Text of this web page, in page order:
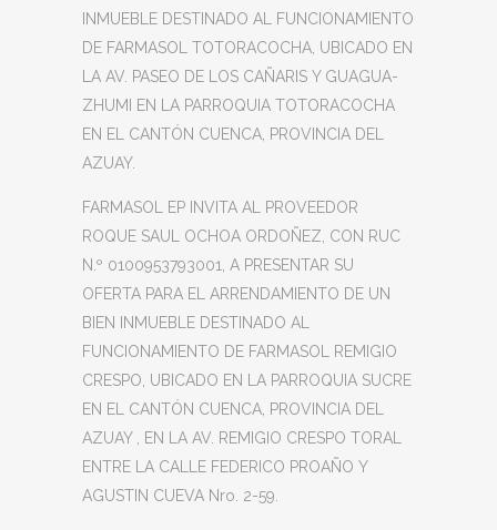
INMUEBLE DESTINADO AL FUNCIONAMIENTO
DE FARMASOL TOTORACOCHA, UBICADO EN
LA AV. PASEO DE LOS CAÑARIS Y GUAGUA-
ZHUMI EN LA PARROQUIA TOTORACOCHA
EN EL CANTÓN CUENCA, PROVINCIA DEL
AZUAY.
FARMASOL EP INVITA AL PROVEEDOR
ROQUE SAUL OCHOA ORDOÑEZ, CON RUC
N.º 0100953793001, A PRESENTAR SU
OFERTA PARA EL ARRENDAMIENTO DE UN
BIEN INMUEBLE DESTINADO AL
FUNCIONAMIENTO DE FARMASOL REMIGIO
CRESPO, UBICADO EN LA PARROQUIA SUCRE
EN EL CANTÓN CUENCA, PROVINCIA DEL
AZUAY , EN LA AV. REMIGIO CRESPO TORAL
ENTRE LA CALLE FEDERICO PROAÑO Y
AGUSTIN CUEVA Nro. 2-59.